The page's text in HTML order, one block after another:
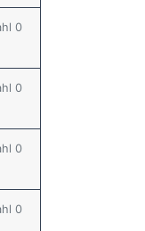
0
0
0
0